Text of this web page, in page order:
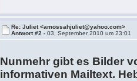
Re: Juliet <amossahjuliet@yahoo.com>
Antwort #2 -03. September 2010 um 23:01
Nunmehr gibt es Bilder
informativen Mailtext.